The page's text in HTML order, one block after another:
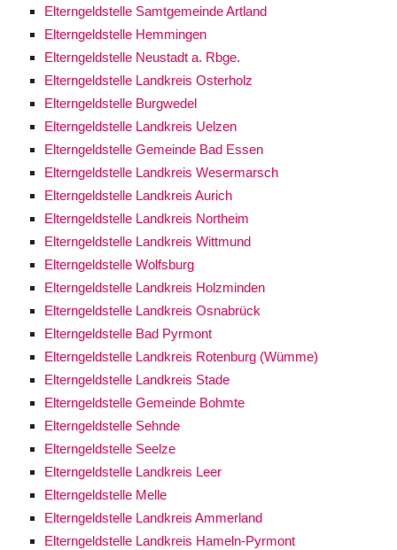
Elterngeldstelle Samtgemeinde Artland
Elterngeldstelle Hemmingen
Elterngeldstelle Neustadt a. Rbge.
Elterngeldstelle Landkreis Osterholz
Elterngeldstelle Burgwedel
Elterngeldstelle Landkreis Uelzen
Elterngeldstelle Gemeinde Bad Essen
Elterngeldstelle Landkreis Wesermarsch
Elterngeldstelle Landkreis Aurich
Elterngeldstelle Landkreis Northeim
Elterngeldstelle Landkreis Wittmund
Elterngeldstelle Wolfsburg
Elterngeldstelle Landkreis Holzminden
Elterngeldstelle Landkreis Osnabrück
Elterngeldstelle Bad Pyrmont
Elterngeldstelle Landkreis Rotenburg (Wümme)
Elterngeldstelle Landkreis Stade
Elterngeldstelle Gemeinde Bohmte
Elterngeldstelle Sehnde
Elterngeldstelle Seelze
Elterngeldstelle Landkreis Leer
Elterngeldstelle Melle
Elterngeldstelle Landkreis Ammerland
Elterngeldstelle Landkreis Hameln-Pyrmont